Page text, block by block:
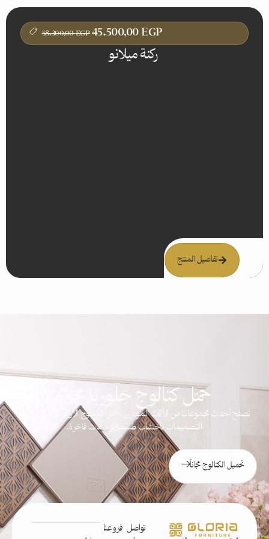
تفاصيل المنتج
58.300,00EGP45.500,00 EGP
ركنة ميلانو
حمّل كتالوج جلوريا مجاناً
تصفح أحدث مجموعاتنا من الأثاث المودرن . حمّل الكتالوج الآن واختار من مئات
التصميمات بأخشاب طبيعية وخامات فاخرة.
تحميل الكتالوج مجاناً
تواصل فروعنا